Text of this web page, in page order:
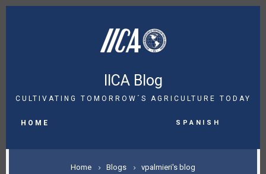
Skip
IICA Blog
CULTIVATING TOMORROW´S AGRICULTURE TODAY
NAVIGATION
HOME Spanish
BREADCRUMB
Home Blogs vpalmieri's blog